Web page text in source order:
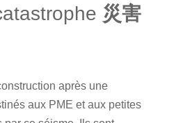
災害
après une
aux PME et aux petites